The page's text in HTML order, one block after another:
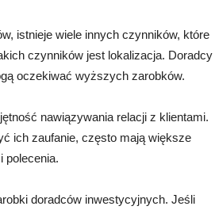
istnieje wiele innych czynników, które
czynników jest lokalizacja. Doradcy
oczekiwać wyższych zarobków.
nawiązywania relacji z klientami.
ich zaufanie, często mają większe
polecenia.
doradców inwestycyjnych. Jeśli